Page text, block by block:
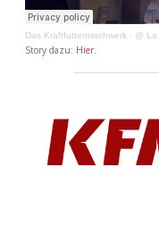
Das Kraftfuttermischwerk · @
Story dazu: Hier